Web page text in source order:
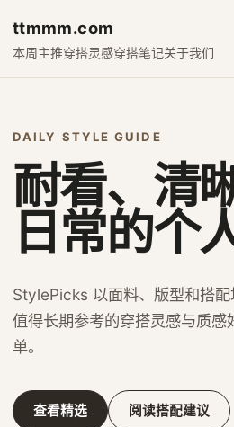
ttmmm.com
本周主推穿搭灵感穿搭笔记关于我们
DAILY STYLE GUIDE
耐看、清
日常的个
StylePicks 以面料、版型和搭
值得长期参考的穿搭灵感与质感
单。
查看精选 阅读搭配建议